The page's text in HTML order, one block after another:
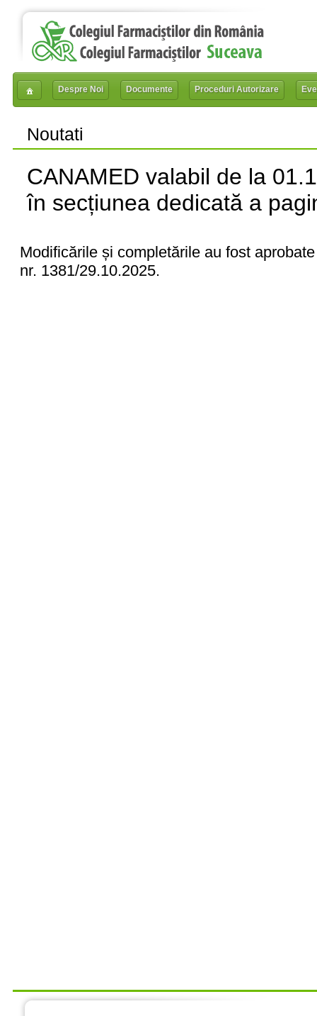
Despre Noi Documente Proceduri Autorizare
Noutati
CANAMED valabil de la
în secțiunea dedicată a
Modificările și completările au fost
nr. 1381/29.10.2025.